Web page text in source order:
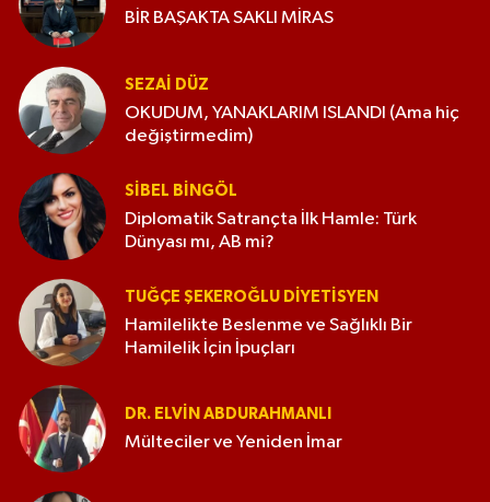
BİR BAŞAKTA SAKLI MİRAS
SEZAI DÜZ
OKUDUM, YANAKLARIM ISLANDI (Ama hiç
değiştirmedim)
SIBEL BINGÖL
Diplomatik Satrançta İlk Hamle: Türk
Dünyası mı, AB mi?
TUĞÇE ŞEKEROĞLU DIYETISYEN
Hamilelikte Beslenme ve Sağlıklı Bir
Hamilelik İçin İpuçları
DR. ELVIN ABDURAHMANLI
Mülteciler ve Yeniden İmar